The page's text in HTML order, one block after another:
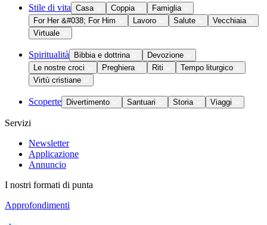
Stile di vita Casa Coppia
Famiglia
For Her &#038; For Him
Lavoro Salute
Vecchiaia
Virtuale
Spiritualità Bibbia e dottrina
Devozione
Le nostre croci
Preghiera Riti
Tempo liturgico
Virtù cristiane
Scoperte Divertimento Santuari Storia Viaggi
Servizi
Newsletter
Applicazione
Annuncio
I nostri formati di punta
Approfondimenti